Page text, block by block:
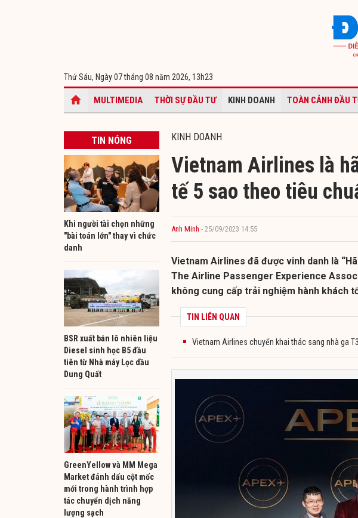
Thứ Sáu, Ngày 07 tháng 08 năm 2026, 13h23
MULTIMEDIA THỜI SỰ ĐẦU TƯ KINH DOANH TOÀN CẢNH ĐẦU
TIN NÓNG
Khi người tài chọn những
"bài toán lớn" thay vì chức
danh
BSR xuất bán lô nhiên liệu
Diesel sinh học B5 đầu
tiên từ Nhà máy Lọc dầu
Dung Quất
GreenYellow và MM Mega
Market đánh dấu cột mốc
mới trong hành trình hợp
tác chuyển dịch năng
lượng sạch
KINH DOANH
Vietnam Airlines là
tế 5 sao theo tiêu
Anh Minh - 25/09/2023 14:55
Vietnam Airlines đã được vinh danh là
The Airline Passenger Experience
không cung cấp trải nghiệm hành khách
TIN LIÊN QUAN
Vietnam Airlines chuyển khai thác sang nhà ga